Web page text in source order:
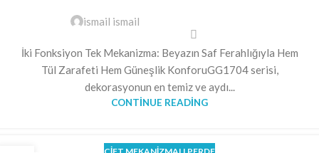
ismail ismail
İki Fonksiyon Tek Mekanizma: Beyazın Saf Ferahlığıyla Hem
Tül Zarafeti Hem Güneşlik KonforuGG1704 serisi,
dekorasyonun en temiz ve aydı...
CONTINUE READING
ÇIFT MEKANIZMALI PERDE